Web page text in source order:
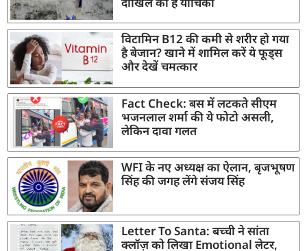
विटामिन B12 की कमी से शरीर हो गया
है बेजान? खाने में शामिल करें ये फूड्स
और देखें चमत्कार
Fact Check: बस में लटकते सीएम
भजनलाल शर्मा की ये फोटो असली,
लेकिन दावा गलत
WFI के नए अध्यक्ष का ऐलान, बृजभूषण
सिंह की जगह लेंगे संजय सिंह
Letter To Santa: बच्ची ने सांता
क्लॉज़ को लिखा Emotional लेटर,